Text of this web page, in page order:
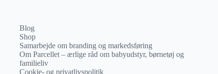
Blog
Shop
Samarbejde om branding og markedsføring
Om Parcellet – ærlige råd om babyudstyr, børnetøj og
familieliv
Cookie- og privatlivspolitik